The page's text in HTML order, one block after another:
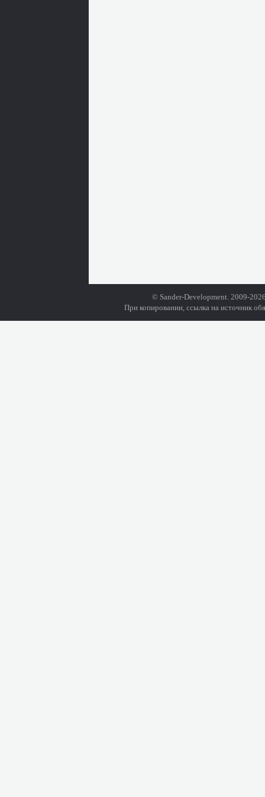
© Sander-Development. 2009-
При копировании, ссылка на источник